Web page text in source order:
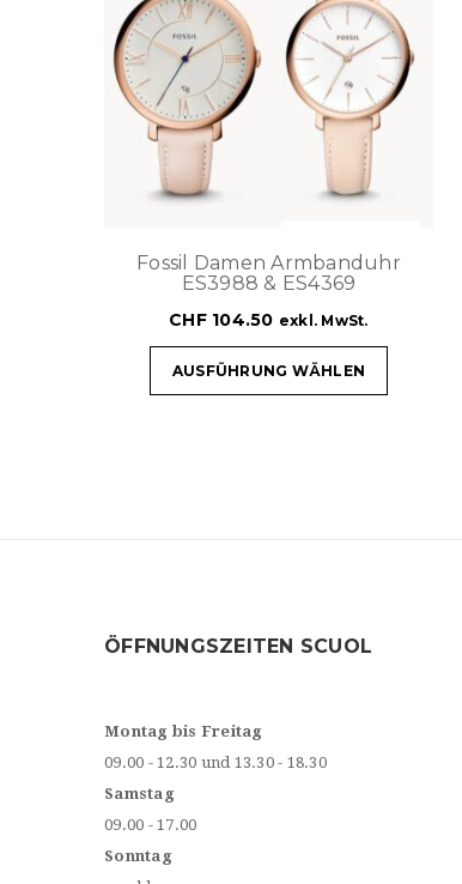
Fossil Damen Armbanduhr
ES3988 & ES4369
CHF104.50 exkl. MwSt.
AUSFÜHRUNG WÄHLEN
ÖFFNUNGSZEITEN SCUOL
Montag bis Freitag
09.00 - 12.30 und 13.30 - 18.30
Samstag
09.00 - 17.00
Sonntag